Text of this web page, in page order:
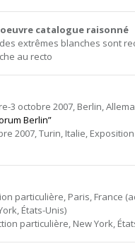
catalogue raisonné
extrêmes blanches sont
au recto
3 octobre 2007, Berlin,
Berlin”
2007, Turin, Italie,
particulière, Paris, France
États-Unis)
particulière, New York,